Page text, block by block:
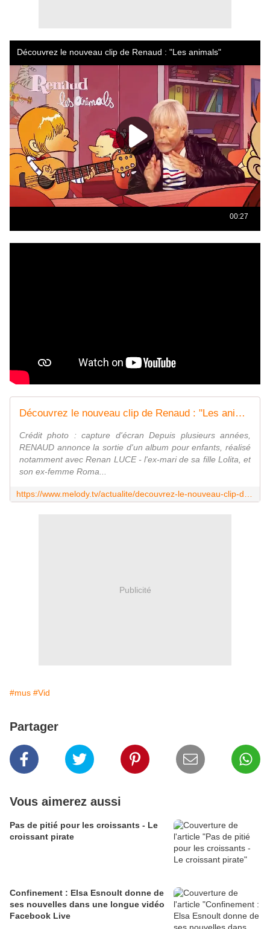
Découvrez le nouveau clip de Renaud : "Les animals"
Crédit photo : capture d'écran Depuis plusieurs années,
RENAUD annonce la sortie d'un album pour enfants, réalisé
notamment avec Renan LUCE - l'ex-mari de sa fille Lolita, et
son ex-femme Roma...
Publicité
#mus #Vid
Partager
Vous aimerez aussi
Pas de pitié pour les croissants - Le
croissant pirate
Confinement : Elsa Esnoult donne de
ses nouvelles dans une longue vidéo
Facebook Live